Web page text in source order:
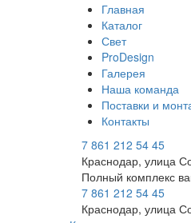
Главная
Каталог
Свет
ProDesign
Галерея
Наша команда
Поставки и
Контакты
7 861 212 54 45
Краснодар, улица
Полный комплекс
7 861 212 54 45
Краснодар, улица